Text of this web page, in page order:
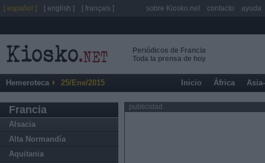
Periódicos de Francia
Toda la prensa de hoy
Hemeroteca 25/Ene/2015 Inicio África
Francia
Alsacia
Alta Normandía
Aquitania
publicidad
[ español ] [ english ] [ français ] sobre Kiosko.net contacto ayuda